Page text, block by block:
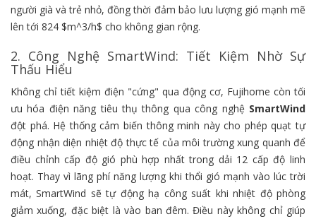
người già và trẻ nhỏ, đồng thời đảm bảo lưu lượng gió mạnh mẽ
lên tới 824 $m^3/h$ cho không gian rộng.
2. Công Nghệ SmartWind: Tiết Kiệm Nhờ Sự
Thấu Hiểu
Không chỉ tiết kiệm điện "cứng" qua động cơ, Fujihome còn tối
ưu hóa điện năng tiêu thụ thông qua công nghệ SmartWind
đột phá. Hệ thống cảm biến thông minh này cho phép quạt tự
động nhận diện nhiệt độ thực tế của môi trường xung quanh để
điều chỉnh cấp độ gió phù hợp nhất trong dải 12 cấp độ linh
hoạt. Thay vì lãng phí năng lượng khi thổi gió mạnh vào lúc trời
mát, SmartWind sẽ tự động hạ công suất khi nhiệt độ phòng
giảm xuống, đặc biệt là vào ban đêm. Điều này không chỉ giúp